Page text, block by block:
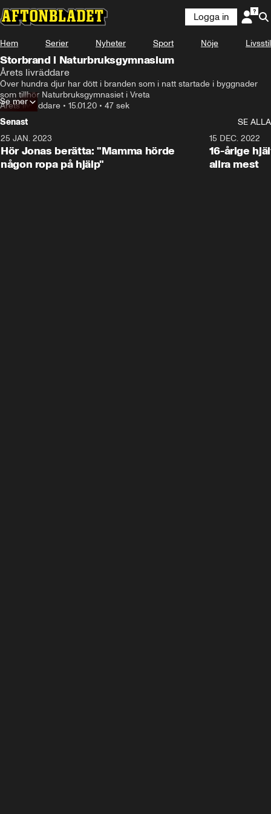
Logga in
Hem Serier Nyheter Sport Nöje Livsstil
Storbrand i Naturbruksgymnasium
Årets livräddare
Över hundra djur har dött i branden som i natt startade i byggnader
som tillhör Naturbruksgymnasiet i Vreta
Årets livräddare • 15.01.20 • 47 sek
Se mer
Senast
SE ALLA
25 JAN. 2023
Hör Jonas berätta: "Mamma hörde
någon ropa på hjälp"
15 DEC. 2022
16-årige
allra mest